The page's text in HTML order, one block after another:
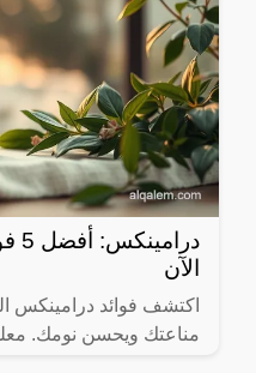
الآن
اكتشف فوائد درامينكس
مناعتك ويحسن نومك.